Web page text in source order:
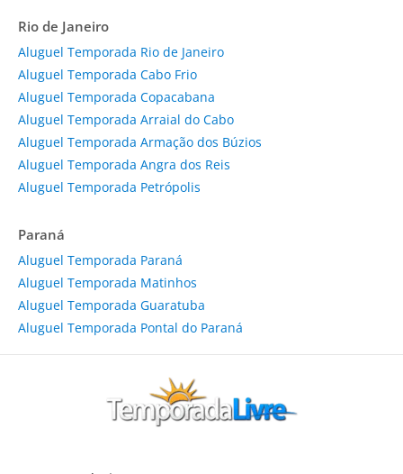
Rio de Janeiro
Aluguel Temporada Rio de Janeiro
Aluguel Temporada Cabo Frio
Aluguel Temporada Copacabana
Aluguel Temporada Arraial do Cabo
Aluguel Temporada Armação dos Búzios
Aluguel Temporada Angra dos Reis
Aluguel Temporada Petrópolis
Paraná
Aluguel Temporada Paraná
Aluguel Temporada Matinhos
Aluguel Temporada Guaratuba
Aluguel Temporada Pontal do Paraná